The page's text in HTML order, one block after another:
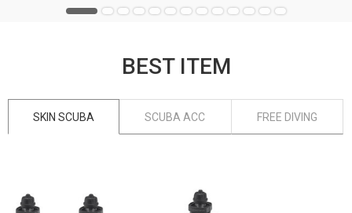
BEST ITEM
SKIN SCUBA SCUBA ACC FREE DIVING